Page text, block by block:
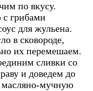
по вкусу.
с грибами
для жульена.
в сковороде,
их перемешаем.
сливки со
и доведем до
масляно-мучную